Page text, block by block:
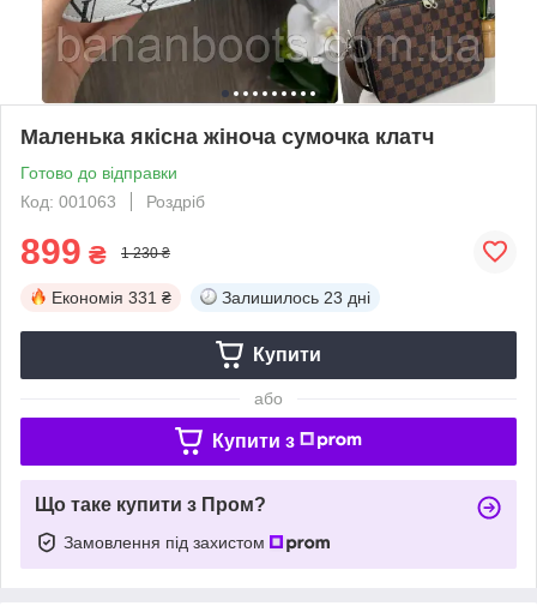
Маленька якісна жіноча сумочка клатч
Готово до відправки
Код: 001063
Роздріб
899 ₴ 1 230 ₴
Економія 331 ₴ Залишилось 23 дні
Купити
або
Купити з
Що таке купити з Пром?
Замовлення під захистом